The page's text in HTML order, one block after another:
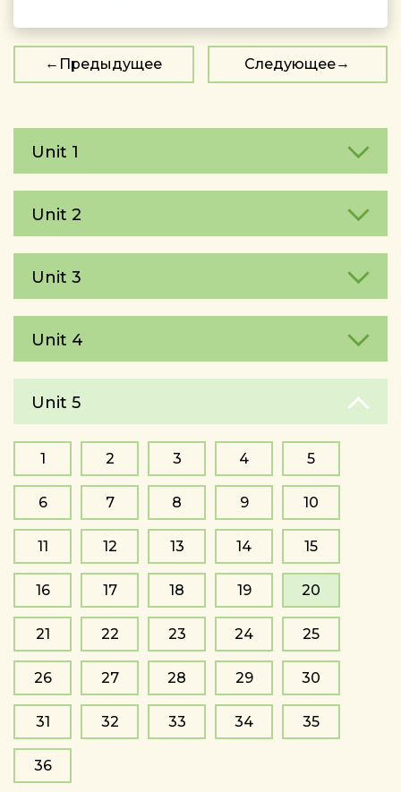
Предыдущее Следующее
Unit 1
Unit 2
Unit 3
Unit 4
Unit 5
1 2 3 4 5
6 7 8 9 10
11 12 13 14 15
16 17 18 19 20
21 22 23 24 25
26 27 28 29 30
31 32 33 34 35
36